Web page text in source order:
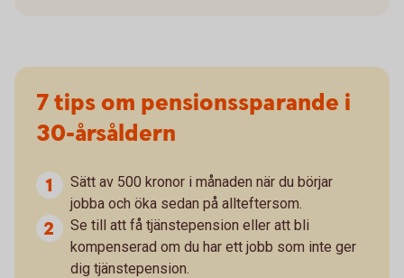
7 tips om pensionssparande i
30-årsåldern
Sätt av 500 kronor i månaden när du börjar
jobba och öka sedan på allteftersom.
Se till att få tjänstepension eller att bli
kompenserad om du har ett jobb som inte ger
dig tjänstepension.